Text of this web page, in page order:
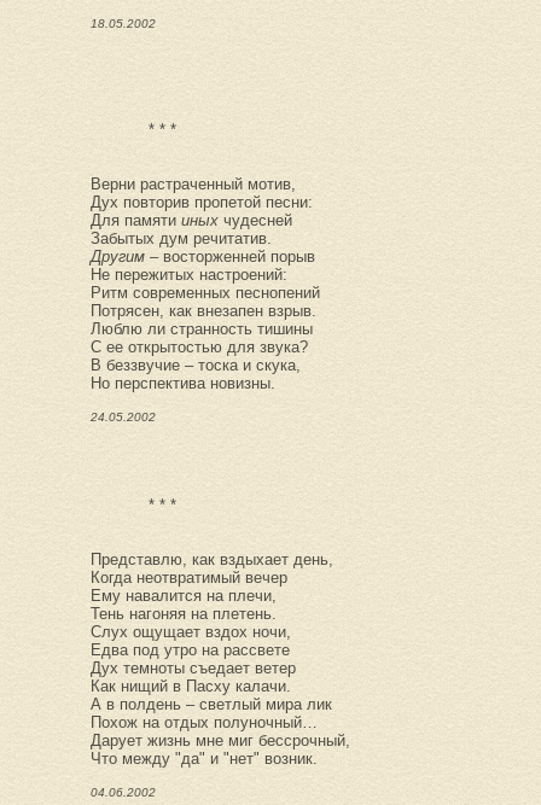
18.05.2002
* * *
Верни растраченный мотив,
Дух повторив пропетой песни:
Для памяти иных чудесней
Забытых дум речитатив.
Другим– восторженней порыв
Не пережитых настроений:
Ритм современных песнопений
Потрясен, как внезапен взрыв.
Люблю ли странность тишины
С ее открытостью для звука?
В беззвучие – тоска и скука,
Но перспектива новизны.
24.05.2002
* * *
Представлю, как вздыхает день,
Когда неотвратимый вечер
Ему навалится на плечи,
Тень нагоняя на плетень.
Слух ощущает вздох ночи,
Едва под утро на рассвете
Дух темноты съедает ветер
Как нищий в Пасху калачи.
А в полдень – светлый мира лик
Похож на отдых полуночный…
Дарует жизнь мне миг бессрочный,
Что между "да" и "нет" возник.
04.06.2002